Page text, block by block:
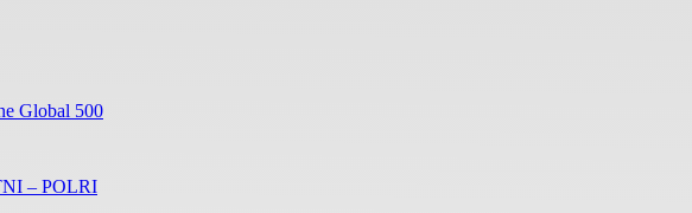
Global 500
– POLRI